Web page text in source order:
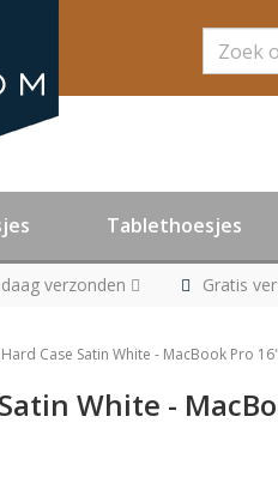
Zoeken
Tablethoesjes
verzonden Gratis
Case Satin White - MacBook Pro
White -